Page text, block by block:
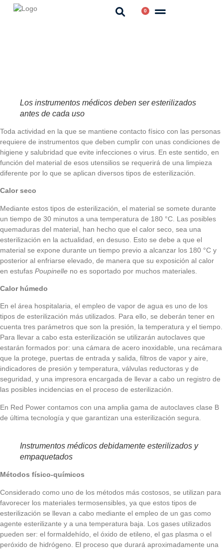
0
Los instrumentos médicos deben ser esterilizados
antes de cada uso
Toda actividad en la que se mantiene contacto físico con las personas
requiere de instrumentos que deben cumplir con unas condiciones de
higiene y salubridad que evite infecciones o virus. En este sentido, en
función del material de esos utensilios se requerirá de una limpieza
diferente por lo que se aplican diversos tipos de esterilización.
Calor seco
Mediante estos tipos de esterilización, el material se somete durante
un tiempo de 30 minutos a una temperatura de 180 °C. Las posibles
quemaduras del material, han hecho que el calor seco, sea una
esterilización en la actualidad, en desuso. Esto se debe a que el
material se expone durante un tiempo previo a alcanzar los 180 °C y
posterior al enfriarse elevado, de manera que su exposición al calor
en estufas Poupinelle no es soportado por muchos materiales.
Calor húmedo
En el área hospitalaria, el empleo de vapor de agua es uno de los
tipos de esterilización más utilizados. Para ello, se deberán tener en
cuenta tres parámetros que son la presión, la temperatura y el tiempo.
Para llevar a cabo esta esterilización se utilizarán autoclaves que
estarán formados por: una cámara de acero inoxidable, una recámara
que la protege, puertas de entrada y salida, filtros de vapor y aire,
indicadores de presión y temperatura, válvulas reductoras y de
seguridad, y una impresora encargada de llevar a cabo un registro de
las posibles incidencias en el proceso de esterilización.
En Red Power contamos con una amplia gama de autoclaves clase B
de última tecnología y que garantizan una esterilización segura.
Instrumentos médicos debidamente esterilizados y
empaquetados
Métodos físico-químicos
Considerado como uno de los métodos más costosos, se utilizan para
favorecer los materiales termosensibles, ya que estos tipos de
esterilización se llevan a cabo mediante el empleo de un gas como
agente esterilizante y a una temperatura baja. Los gases utilizados
pueden ser: el formaldehído, el óxido de etileno, el gas plasma o el
peróxido de hidrógeno. El proceso que durará aproximadamente una